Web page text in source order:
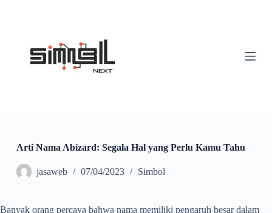
Arti Nama Abizard: Segala Hal yang Perlu Kamu Tahu
jasaweb 07/04/2023 Simbol
Banyak orang percaya bahwa nama memiliki pengaruh besar dalam